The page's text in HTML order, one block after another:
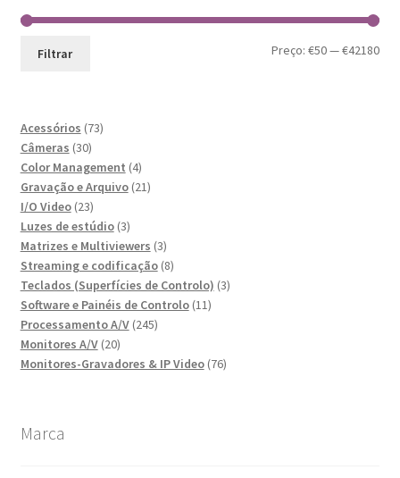
Filtrar Preço:€50—€42180
Acessórios 7373
Câmeras 3030
produtos
Color Management 44
produtos
Gravação e Arquivo 2121
I/O Video 2323
produtos
Luzes de estúdio 33
produtos
Matrizes e Multiviewers 33
produtos
Streaming e codificação 88
produtos
Teclados (Superfícies de Controlo) 33
Software e Painéis de Controlo 1111
Processamento A/V 245245
Monitores A/V 2020
produtos
Monitores-Gravadores & IP Video 7676
Marca